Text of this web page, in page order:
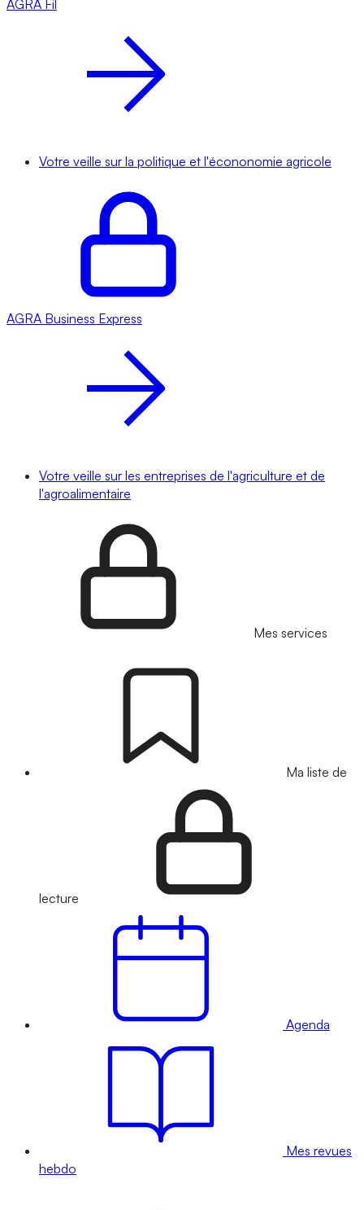
AGRA Fil
Votre veille sur la politique et l'écononomie agricole
AGRA Business Express
Votre veille sur les entreprises de l'agriculture et de
l'agroalimentaire
Mes services
Ma liste de
lecture
Agenda
Mes revues
hebdo